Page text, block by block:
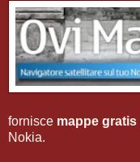
fornisce mappe gratis
Nokia.